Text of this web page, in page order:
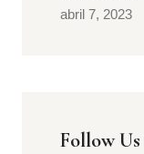
abril 7, 2023
Follow Us